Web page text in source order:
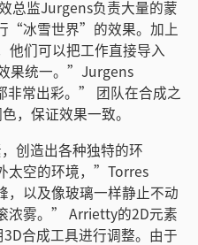
总监Jurgens负责大量的蒙
“冰雪世界”的效果。加上
们可以把工作直接导入
果统一。”Jurgens
非常出彩。” 团队在合成之
，保证效果一致。
创造出各种独特的环
太空的环境，”Torres
以及像玻璃一样静止不动
浓雾。” Arrietty的2D元素
合成工具进行调整。由于